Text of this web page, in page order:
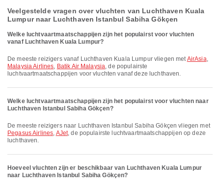
Veelgestelde vragen over vluchten van Luchthaven Kuala
Lumpur naar Luchthaven Istanbul Sabiha Gökçen
Welke luchtvaartmaatschappijen zijn het populairst voor vluchten
vanaf Luchthaven Kuala Lumpur?
De meeste reizigers vanaf Luchthaven Kuala Lumpur vliegen metAirAsia,
Malaysia Airlines, Batik Air Malaysia, de populairste
luchtvaartmaatschappijen voor vluchten vanaf deze luchthaven.
Welke luchtvaartmaatschappijen zijn het populairst voor vluchten naar
Luchthaven Istanbul Sabiha Gökçen?
De meeste reizigers naar Luchthaven Istanbul Sabiha Gökçen vliegen met
Pegasus Airlines, AJet, de populairste luchtvaartmaatschappijen op deze
luchthaven.
Hoeveel vluchten zijn er beschikbaar van Luchthaven Kuala Lumpur
naar Luchthaven Istanbul Sabiha Gökçen?